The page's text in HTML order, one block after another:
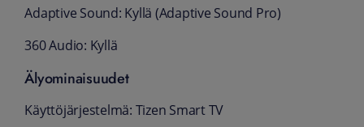
Adaptive Sound: Kyllä (Adaptive Sound Pro)
360 Audio: Kyllä
Älyominaisuudet
Käyttöjärjestelmä: Tizen Smart TV